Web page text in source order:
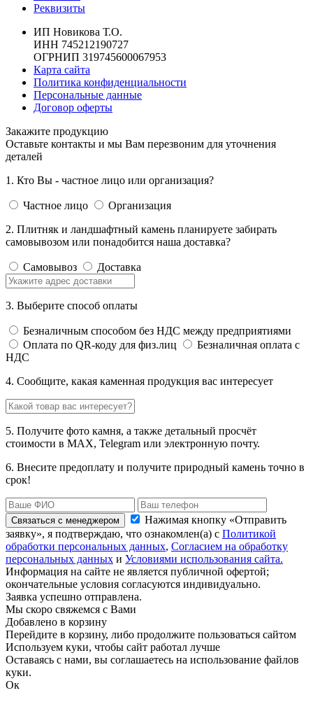
Реквизиты
ИП Новикова Т.О.
ИНН 745212190727
ОГРНИП 319745600067953
Карта сайта
Политика конфиденциальности
Персональные данные
Договор оферты
Закажите продукцию
Оставьте контакты и мы Вам перезвоним для уточнения
деталей
1. Кто Вы - частное лицо или организация?
Частное лицо
Организация
2. Плитняк и ландшафтный камень планируете забирать
самовывозом или понадобится наша доставка?
Самовывоз Доставка
3. Выберите способ оплаты
Безналичным способом без НДС между предприятиями
Оплата по QR-коду для физ.лиц
Безналичная оплата с
НДС
4. Сообщите, какая каменная продукция вас интересует
5. Получите фото камня, а также детальный просчёт
стоимости в MAX, Telegram или электронную почту.
6. Внесите предоплату и получите природный камень точно в
срок!
Связаться с менеджером
Нажимая кнопку «Отправить
заявку», я подтверждаю, что ознакомлен(а) с Политикой
обработки персональных данных, Согласием на обработку
персональных данных и Условиями использования сайта.
Информация на сайте не является публичной офертой;
окончательные условия согласуются индивидуально.
Заявка успешно отправлена.
Мы скоро свяжемся с Вами
Добавлено в корзину
Перейдите в корзину, либо продолжите пользоваться сайтом
Используем куки, чтобы сайт работал лучше
Оставаясь с нами, вы соглашаетесь на использование файлов
куки.
Ок